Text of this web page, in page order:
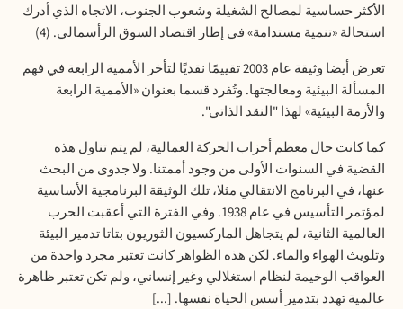
الأكثر حساسية لمصالح الشغيلة وشعوب الجنوب، الاتجاه الذي أدرك
استحالة «تنمية مستدامة» في إطار اقتصاد السوق الرأسمالي. (4)
تعرض أيضا وثيقة عام 2003 تقييمًا نقديًا لتأخر الأممية الرابعة في فهم
المسألة البيئية ومعالجتها. وتُفرد قسما بعنوان «الأممية الرابعة
والأزمة البيئية» لهذا "النقد الذاتي".
كما كانت حال معظم أحزاب الحركة العمالية، لم يتم تناول هذه
القضية في السنوات الأولى من وجود أممتنا. ولا جدوى من البحث
عنها، في البرنامج الانتقالي مثلا، تلك الوثيقة البرنامجية الأساسية
لمؤتمر التأسيس في عام 1938. وفي الفترة التي أعقبت الحرب
العالمية الثانية، لم يتجاهل الماركسيون الثوريون بتاتا تدمير البيئة
وتلويث الهواء والماء. لكن هذه الظواهر كانت تعتبر مجرد واحدة من
العواقب الوخيمة لنظام استغلالي وغير إنساني، ولم تكن تعتبر ظاهرة
عالمية تهدد بتدمير أسس الحياة نفسها. [...]